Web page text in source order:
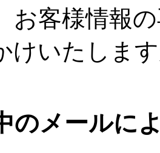
お客様情報
けいたしま
のメールに